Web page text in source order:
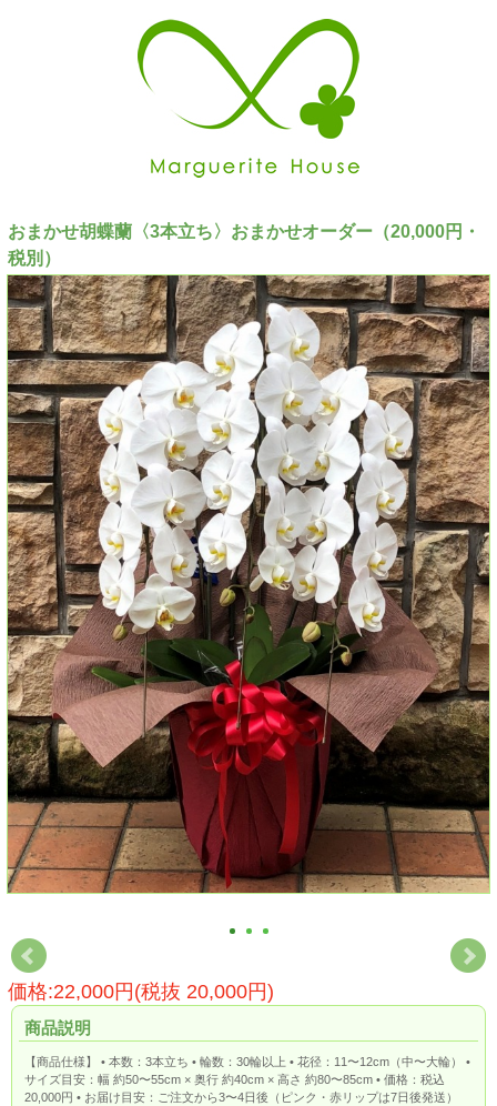
おまかせ胡蝶蘭〈3本立ち〉おまかせオーダー（20,000円・
税別）
価格:22,000円(税抜 20,000円)
商品説明
【商品仕様】 • 本数：3本立ち • 輪数：30輪以上 • 花径：11〜12cm（中〜大輪） •
サイズ目安：幅 約50〜55cm × 奥行 約40cm × 高さ 約80〜85cm • 価格：税込
20,000円 • お届け目安：ご注文から3〜4日後（ピンク・赤リップは7日後発送）